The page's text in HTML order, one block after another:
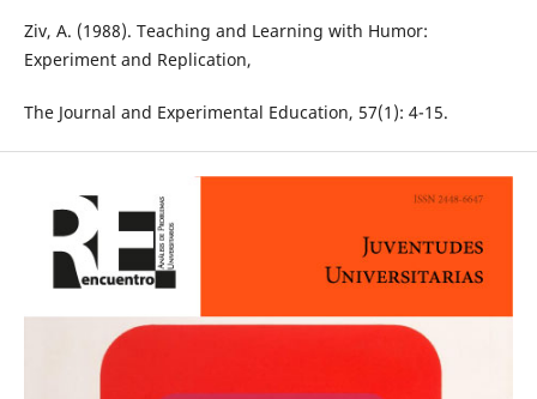
Ziv, A. (1988). Teaching and Learning with Humor:
Experiment and Replication,
The Journal and Experimental Education, 57(1): 4-15.